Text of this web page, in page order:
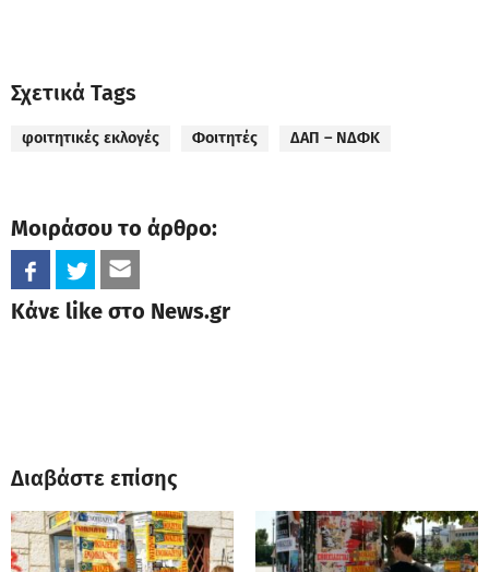
Σχετικά Tags
φοιτητικές εκλογές Φοιτητές ΔΑΠ – ΝΔΦΚ
Μοιράσου το άρθρο:
Κάνε like στο News.gr
Διαβάστε επίσης